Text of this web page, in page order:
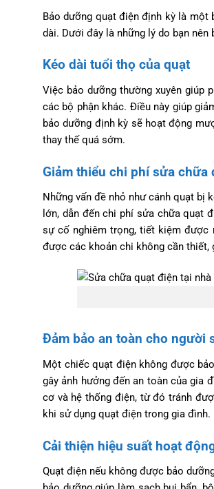
Bảo dưỡng quạt điện định kỳ là một
dài. Dưới đây là những lý do bạn
Kéo dài tuổi thọ của quạt
Việc bảo dưỡng thường xuyên giúp
các bộ phận khác. Điều này giúp
bảo dưỡng định kỳ sẽ hoạt động
thay thế quá sớm.
Giảm thiểu chi phí sửa chữa
Những vấn đề nhỏ như cánh quạt bị
lớn, dẫn đến chi phí sửa chữa quạt
sự cố nghiêm trọng, tiết kiệm được
được các khoản chi không cần thiết,
Đảm bảo an toàn cho người
Một chiếc quạt điện không được
gây ảnh hưởng đến an toàn của gia
cơ và hệ thống điện, từ đó tránh
khi sử dụng quạt điện trong gia đình.
Cải thiện hiệu suất hoạt
Quạt điện nếu không được bảo